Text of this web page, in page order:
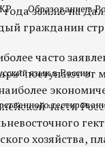
Образование в
язык в России
года землю на
гражданин
часто
поступают от
части
хозяйства,